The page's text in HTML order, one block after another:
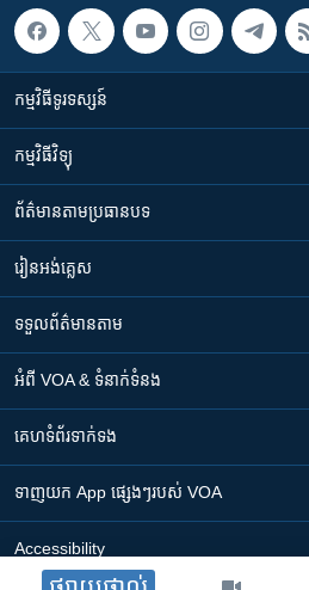
កម្មវិធី​ទូរទស្សន៍
កម្មវិធី​វិទ្យុ
ព័ត៌មាន​តាមប្រធានបទ​
រៀន​​អង់គ្លេស
ទទួល​ព័ត៌មាន​តាម
អំពី​ VOA & ទំនាក់ទំនង
គេហទំព័រ​​ទាក់ទង
ទាញយក​ App ផ្សេងៗ​របស់​ VOA
Accessibility